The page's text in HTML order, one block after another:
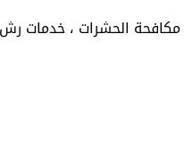
الحشرات ، خدمات رش